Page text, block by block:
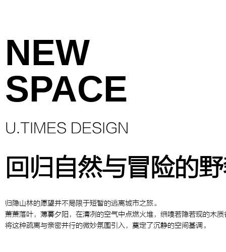
NEW
SPACE
U.TIMES DESIGN
回归自然与冒险的
归隐山林的愿望并不局限于短暂的逃离城市之旅。
萧萧落叶，薄暮夕阳，在清冽的空气中点燃火堆，细嗅若隐若现的木
将这种疏离与亲密并行的微妙氛围引入，奠定了沉静的空间基调。